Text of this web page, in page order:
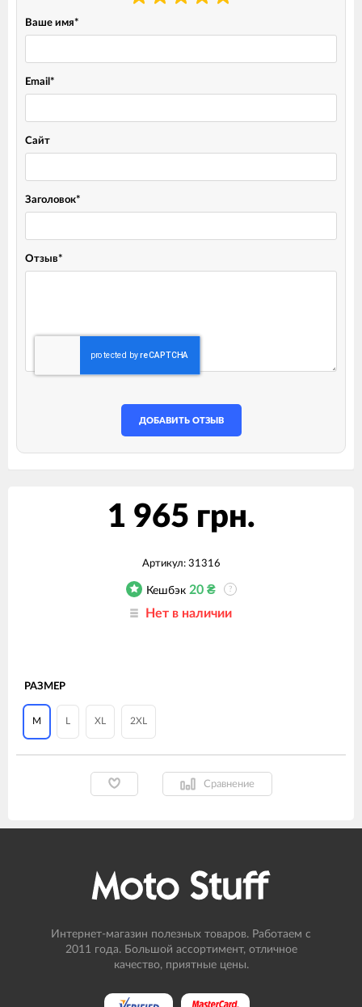
Ваше имя*
Email *
Сайт
Заголовок*
Отзыв*
ДОБАВИТЬ ОТЗЫВ
1 965 грн.
Артикул: 31316
Кешбэк 20₴ ?
Нет в наличии
РАЗМЕР
M L XL 2XL
Сравнение
Интернет-магазин полезных товаров. Работаем с
2011 года. Большой ассортимент, отличное
качество, приятные цены.